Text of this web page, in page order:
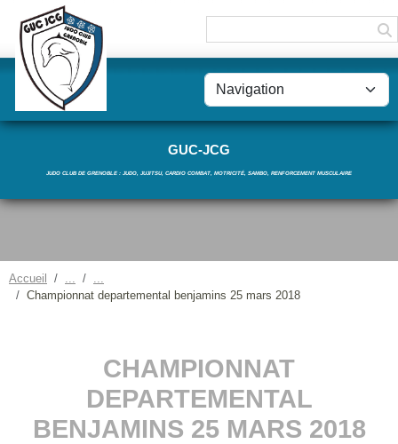
GUC-JCG
JUDO CLUB DE GRENOBLE : JUDO, JUJITSU, CARDIO COMBAT, MOTRICITÉ, SAMBO, RENFORCEMENT MUSCULAIRE
Accueil
Championnat departemental benjamins 25 mars 2018
CHAMPIONNAT
DEPARTEMENTAL
BENJAMINS 25 MARS 2018
Panneau de gestion des cookies